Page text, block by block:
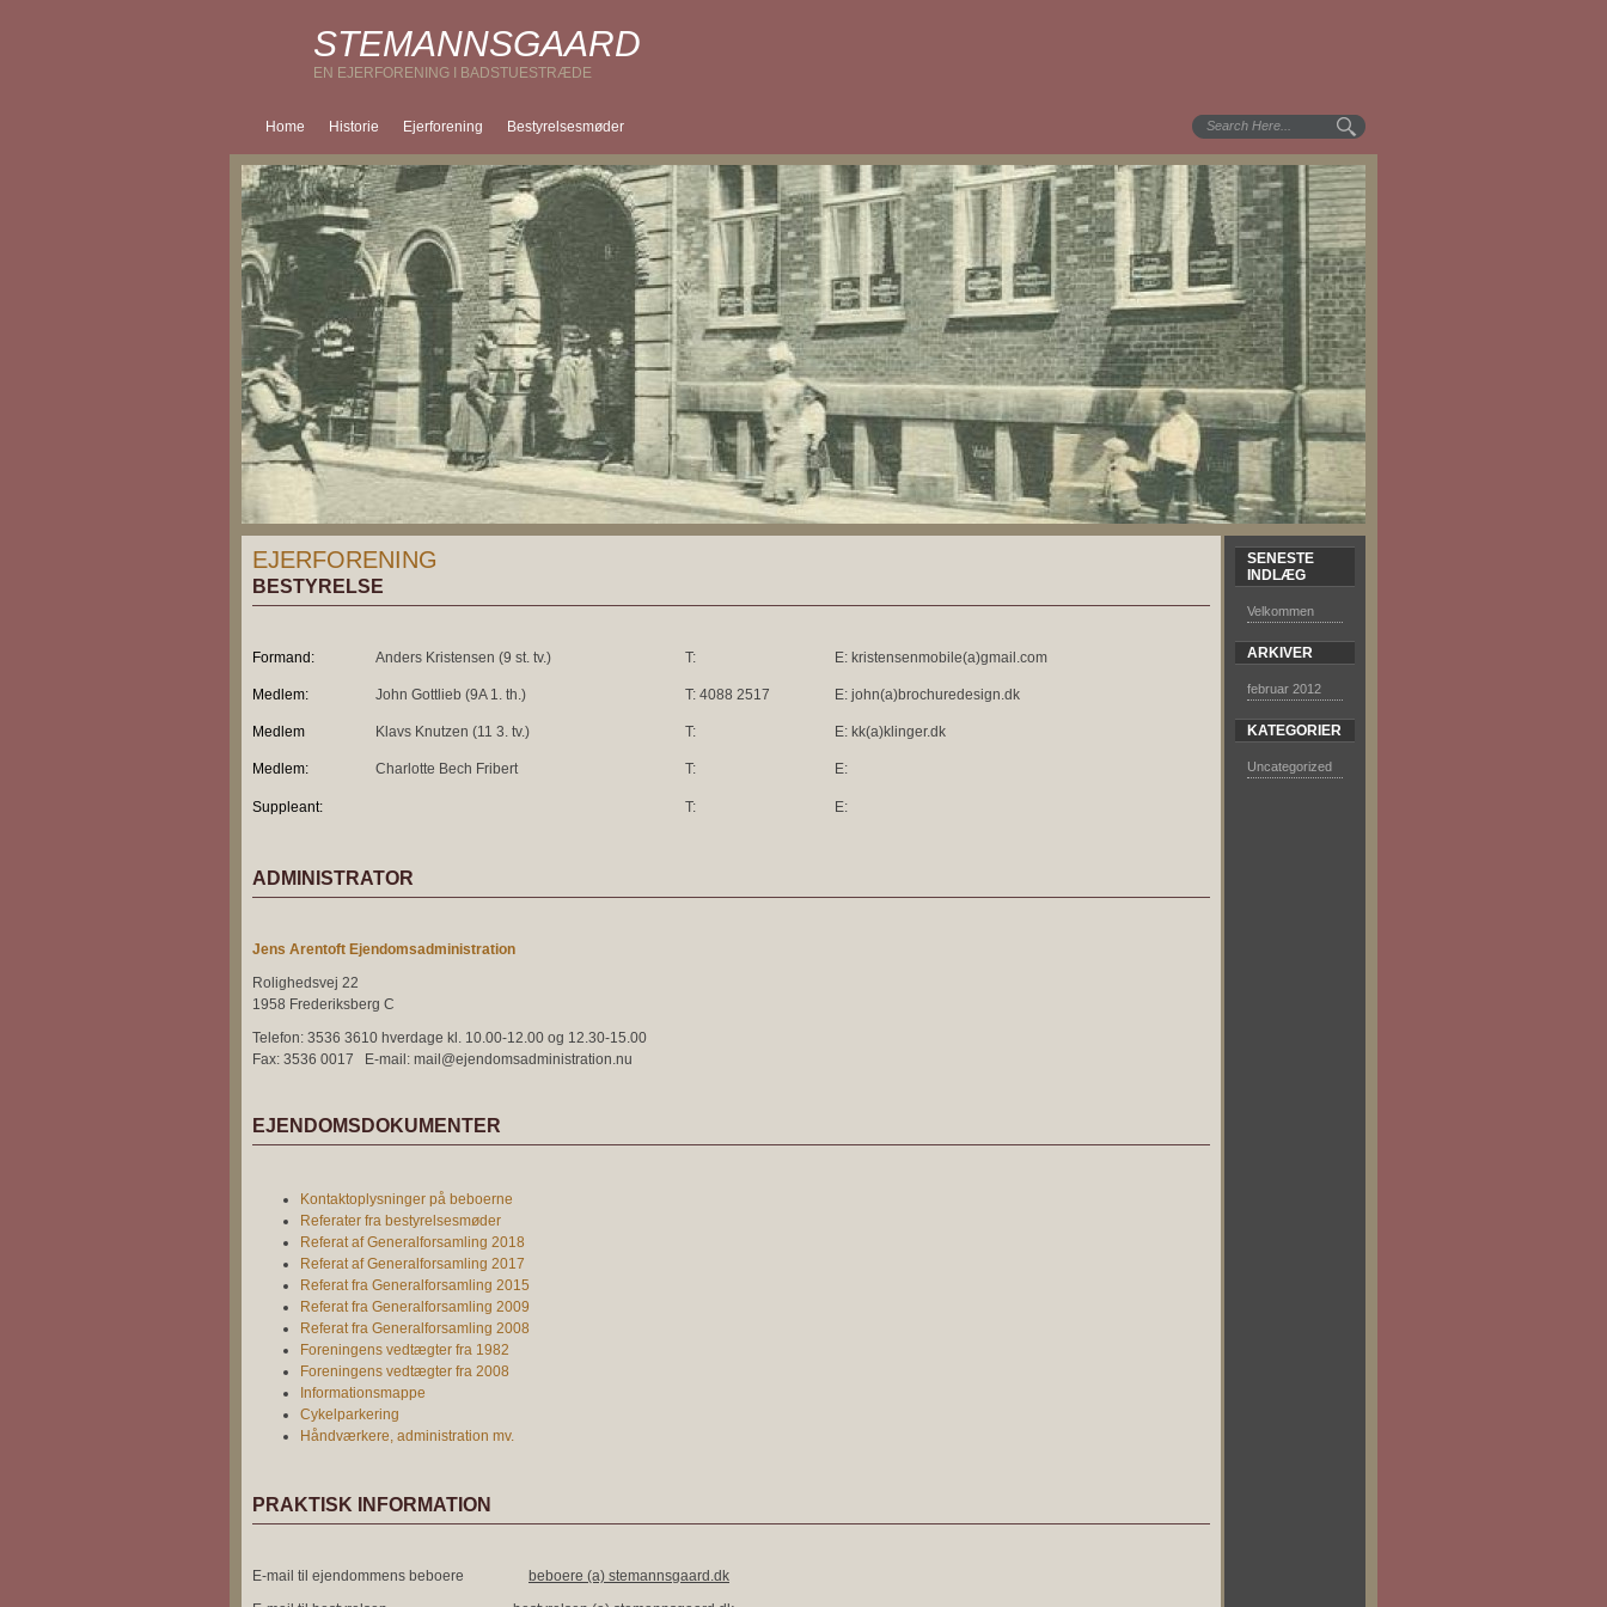
STEMANNSGAARD
EN EJERFORENING I BADSTUESTRÆDE
Home Historie Ejerforening Bestyrelsesmøder
EJERFORENING
BESTYRELSE
Formand: Anders Kristensen (9 st. tv.) T: E: kristensenmobile(a)gmail.com
Medlem: John Gottlieb (9A 1. th.) T: 4088 2517 E: john(a)brochuredesign.dk
Medlem Klavs Knutzen (11 3. tv.) T: E: kk(a)klinger.dk
Medlem: Charlotte Bech Fribert T: E:
Suppleant: T: E:
ADMINISTRATOR
Jens Arentoft Ejendomsadministration
Rolighedsvej 22
1958 Frederiksberg C
Telefon: 3536 3610 hverdage kl. 10.00-12.00 og 12.30-15.00
Fax: 3536 0017 E-mail: mail@ejendomsadministration.nu
EJENDOMSDOKUMENTER
Kontaktoplysninger på beboerne
Referater fra bestyrelsesmøder
Referat af Generalforsamling 2018
Referat af Generalforsamling 2017
Referat fra Generalforsamling 2015
Referat fra Generalforsamling 2009
Referat fra Generalforsamling 2008
Foreningens vedtægter fra 1982
Foreningens vedtægter fra 2008
Informationsmappe
Cykelparkering
Håndværkere, administration mv.
PRAKTISK INFORMATION
E-mail til ejendommens beboere beboere (a) stemannsgaard.dk
SENESTE
INDLÆG
Velkommen
ARKIVER
februar 2012
KATEGORIER
Uncategorized